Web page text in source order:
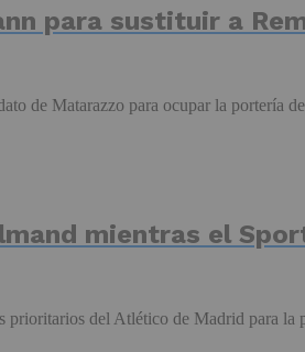
para sustituir a
de Matarazzo para ocupar la portería
mientras el
del Atlético de Madrid para la